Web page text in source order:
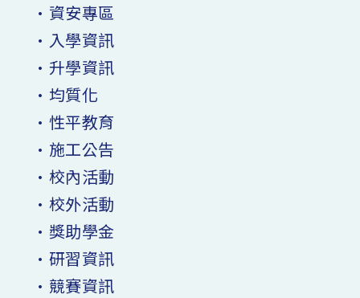
•資安專區
•入學資訊
•升學資訊
•均質化
•性平教育
•施工公告
•校內活動
•校外活動
•獎助學金
•研習資訊
•競賽資訊